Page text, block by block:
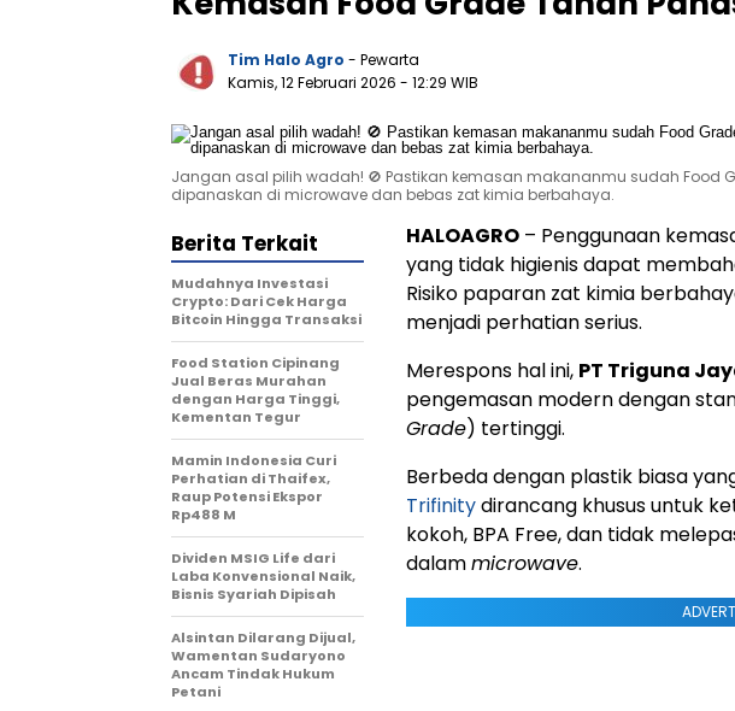
Tim Halo Agro - Pewarta
Kamis, 12 Februari 2026 - 12:29 WIB
Jangan asal pilih wadah! 🚫 Pastikan kemasan makananmu sudah Food
dipanaskan di microwave dan bebas zat kimia berbahaya.
HALOAGRO – Penggunaan
yang tidak higienis dapat
Risiko paparan zat kimia
menjadi perhatian serius.
Merespons hal ini, PT Triguna
pengemasan modern dengan
Grade) tertinggi.
Berbeda dengan plastik biasa
Trifinitydirancang khusus untuk
kokoh, BPA Free, dan tidak
dalammicrowave.
Berita Terkait
Mudahnya Investasi
Crypto: Dari Cek Harga
Bitcoin Hingga Transaksi
Food Station Cipinang
Jual Beras Murahan
dengan Harga Tinggi,
Kementan Tegur
Mamin Indonesia Curi
Perhatian di Thaifex,
Raup Potensi Ekspor
Rp488 M
Dividen MSIG Life dari
Laba Konvensional Naik,
Bisnis Syariah Dipisah
Alsintan Dilarang Dijual,
Wamentan Sudaryono
Ancam Tindak Hukum
Petani